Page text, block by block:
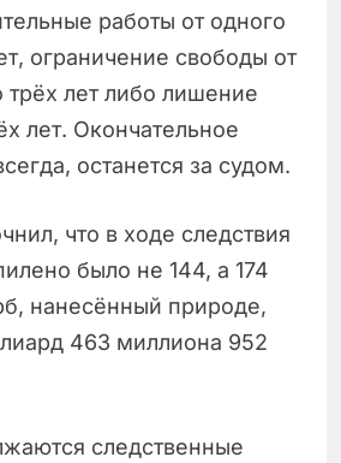
работы от одного
ограничение свободы от
трёх лет либо лишение
лет. Окончательное
останется за судом.
что в ходе следствия
было не 144, а 174
нанесённый природе,
463 миллиона 952
следственные